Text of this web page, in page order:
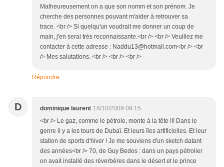
Malheureusement on a que son nomm et son prénom. Je
cherche des personnes pouvant m'aider à retrouver sa
trace. <br /> Si quelqu'un voudrait me donner un coup de
main, j'en serai très reconnaissante.<br /> <br /> Veuillez me
contacter à cette adresse : Naddu13@hotmail.com<br /> <br
/> Mes salutations. <br /> <br /> <br />
Répondre
D dominique laurent 18/10/2009 09:15
<br /> Le gaz, comme le pétrole, monte à la tête !!! Dans le
genre il y a les tours de Dubaï. Et leurs îles artificielles. Et leur
station de sports d'hiver ! Je me souviens d'un sketch datant
des années<br /> 70, de Guy Bedos : dans un pays pétrolier
on avait installé des réverbères dans le désert et le prince